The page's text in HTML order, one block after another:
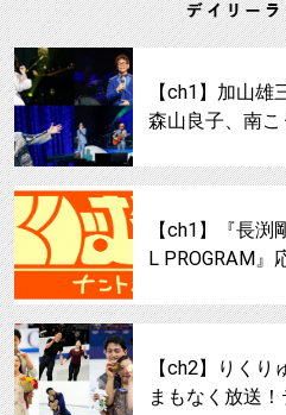
【ch1】加山雄
森山良子、南
サムネイル
【ch1】『長渕
L PROGRAM』
サムネイル
【ch2】りく
まもなく放送